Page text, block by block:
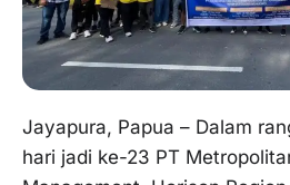
Jayapura, Papua – Dalam
hari jadi ke-23 PT